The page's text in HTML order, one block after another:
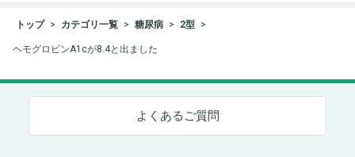
トップ カテゴリ一覧 糖尿病 2型
ヘモグロビンA1cが8.4と出ました
よくあるご質問